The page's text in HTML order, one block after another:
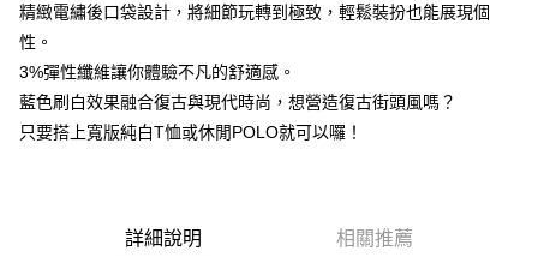
便利好安心！
１．簡單：不需註冊會員、不需綁卡、不需儲值。
２．便利：只要手機號碼，簡訊認證，即可結帳。
３．安心：先確認商品／服務後，再付款。
１．於結帳方式選擇「AFTEE先享後付」後，將跳轉至「AFTEE先享後付」
ATM／網路銀行／等多元方式進行付款，方視為交易完成。
※ 請注意：結帳手續完成當下不需立刻繳費，但若您需要取消訂單，請聯絡
運送方式
全家付款取貨
每筆NT$150
精緻電繡後口袋設計，將細節玩轉到極致，輕鬆裝扮也能展現個
性。
3%彈性纖維讓你體驗不凡的舒適感。
藍色刷白效果融合復古與現代時尚，想營造復古街頭風嗎？
只要搭上寬版純白T恤或休閒POLO就可以囉！
詳細說明 相關推薦